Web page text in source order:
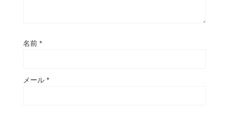
名前 *
メール *